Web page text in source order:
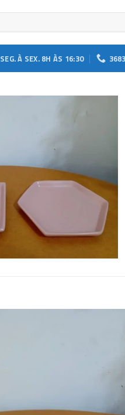
SEG. À SEX. 8H ÀS 16:30